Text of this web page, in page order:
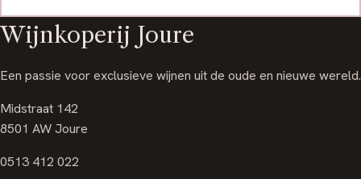
Wijnkoperij Joure
Een passie voor exclusieve wijnen uit de oude en nieuwe wereld.
Midstraat 142
8501 AW Joure
0513 412 022